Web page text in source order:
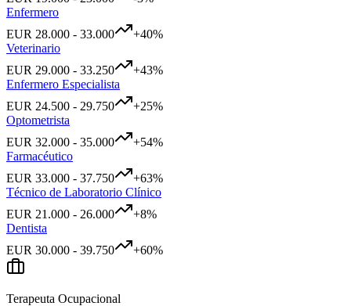
Enfermero
EUR 28.000 - 33.000 +40%
Veterinario
EUR 29.000 - 33.250 +43%
Enfermero Especialista
EUR 24.500 - 29.750 +25%
Optometrista
EUR 32.000 - 35.000 +54%
Farmacéutico
EUR 33.000 - 37.750 +63%
Técnico de Laboratorio Clínico
EUR 21.000 - 26.000 +8%
Dentista
EUR 30.000 - 39.750 +60%
Terapeuta Ocupacional